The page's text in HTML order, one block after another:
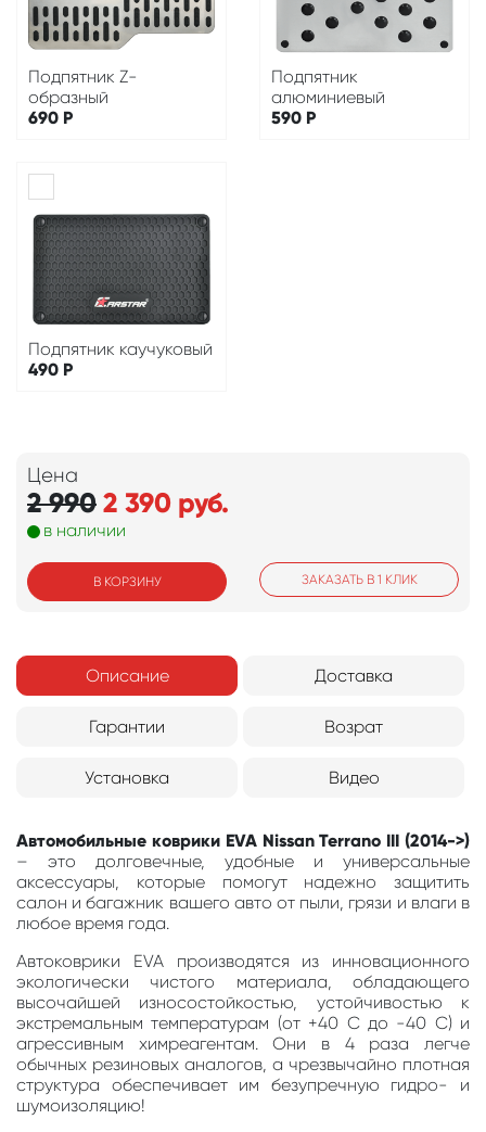
Подпятник Z-
образный
690 Р
Подпятник
алюминиевый
590 Р
Подпятник каучуковый
490 Р
Цена
2 9902 390 руб.
в наличии
В КОРЗИНУ ЗАКАЗАТЬ В 1 КЛИК
Описание Доставка
Гарантии Возрат
Установка Видео
Автомобильные коврики EVA Nissan Terrano III (2014->)
– это долговечные, удобные и универсальные
аксессуары, которые помогут надежно защитить
салон и багажник вашего авто от пыли, грязи и влаги в
любое время года.
Автоковрики EVA производятся из инновационного
экологически чистого материала, обладающего
высочайшей износостойкостью, устойчивостью к
экстремальным температурам (от +40 С до -40 С) и
агрессивным химреагентам. Они в 4 раза легче
обычных резиновых аналогов, а чрезвычайно плотная
структура обеспечивает им безупречную гидро- и
шумоизоляцию!